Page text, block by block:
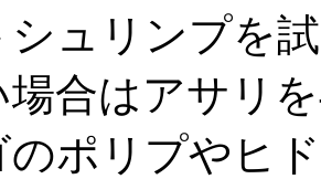
シュリンプを
合はアサリ
のポリプやヒ